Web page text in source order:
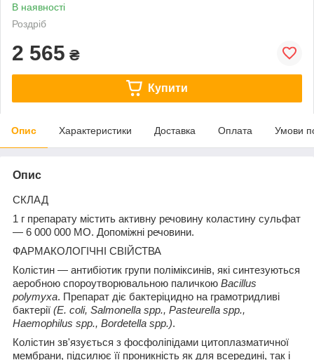
В наявності
Роздріб
2 565 ₴
Купити
Опис Характеристики Доставка Оплата Умови
Опис
СКЛАД
1 г препарату містить активну речовину коластину сульфат
— 6 000 000 МО. Допоміжні речовини.
ФАРМАКОЛОГІЧНІ СВІЙСТВА
Колістин — антибіотик групи поліміксинів, які синтезуються
аеробною спороутворювальною паличкою Bacillus
polymyxa. Препарат діє бактеріцидно на грамотридливі
бактерії (E. coli, Salmonella spp., Pasteurella spp.,
Haemophilus spp., Bordetella spp.).
Колістин зв'язується з фосфоліпідами цитоплазматичної
мембрани, підсилює її проникність як для всередині, так і